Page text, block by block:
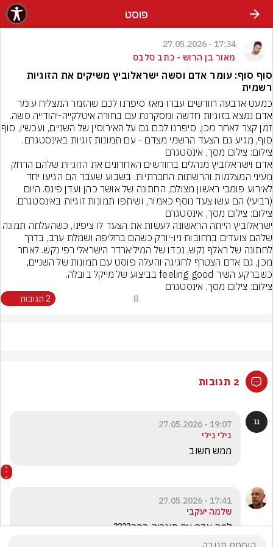
פוסט
17:34 - 27.05.2026
מאור בן הרוש - כתב סלבס
סוף סוף: עומר אדם וסשה ישראלוביץ משיקים את הזוגיות
רשמית
סוף, מגיע גם הצעד הרשמי מצדם - עם תמונות זוגיות באינסטגרם.
צילום: צילום מסך, אינסטגרם
(רביעי) הם עשו צעד נוסף כאמור, ושיתפו תמונות זוגיות באינסטגרם.
צילום: צילום מסך, אינסטגרם
לחתונה של ראלף נקש, נכדו של המיליארדר הישראלי רפי נקש. לאחר
כשברקע השיר feeling good בביצוע של מייקל בובלה.
צילום: צילום מסך, אינסטגרם
8 2 תגובות
2 תגובות
19:07 - 27.05.2026
גילי גילי
ממש חשוב
17:41 - 27.05.2026
שלמה יעקבי
למה אדם עם סיגריה בפה????